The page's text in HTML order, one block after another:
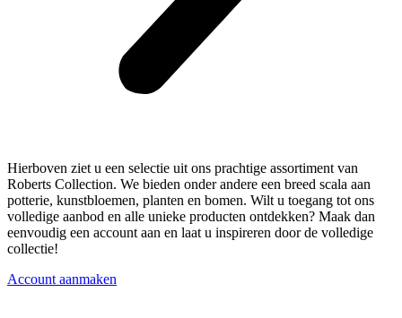
Hierboven ziet u een selectie uit ons prachtige assortiment van
Roberts Collection. We bieden onder andere een breed scala aan
potterie, kunstbloemen, planten en bomen. Wilt u toegang tot ons
volledige aanbod en alle unieke producten ontdekken? Maak dan
eenvoudig een account aan en laat u inspireren door de volledige
collectie!
Account aanmaken